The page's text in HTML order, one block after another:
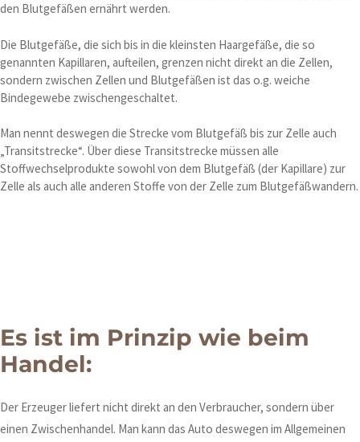
den Blutgefäßen ernährt werden.
Die Blutgefäße, die sich bis in die kleinsten Haargefäße, die so
genannten Kapillaren, aufteilen, grenzen nicht direkt an die Zellen,
sondern zwischen Zellen und Blutgefäßen ist das o.g. weiche
Bindegewebe zwischengeschaltet.
Man nennt deswegen die Strecke vom Blutgefäß bis zur Zelle auch
„Transitstrecke“. Über diese Transitstrecke müssen alle
Stoffwechselprodukte sowohl von dem Blutgefäß (der Kapillare) zur
Zelle als auch alle anderen Stoffe von der Zelle zum Blutgefäßwandern.
Es ist im Prinzip wie beim
Handel:
Der Erzeuger liefert nicht direkt an den Verbraucher, sondern über
einen Zwischenhandel. Man kann das Auto deswegen im Allgemeinen